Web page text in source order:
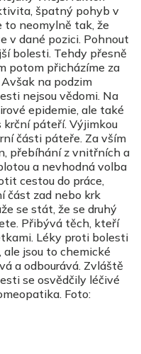
špatný pohyb v
to neomylně tak, že
v dané pozici. Pohnout
bolesti. Tehdy přesně
potom přicházíme za
na podzim
nejsou vědomi. Na
epidemie, ale také
krční páteří. Výjimkou
části páteře. Za vším
přebíhání z vnitřních a
a nevhodná volba
cestou do práce,
část zad nebo krk
se stát, že se druhý
Přibývá těch, kteří
Léky proti bolesti
ale jsou to chemické
a odbourává. Zvláště
se osvědčily léčivé
Foto: